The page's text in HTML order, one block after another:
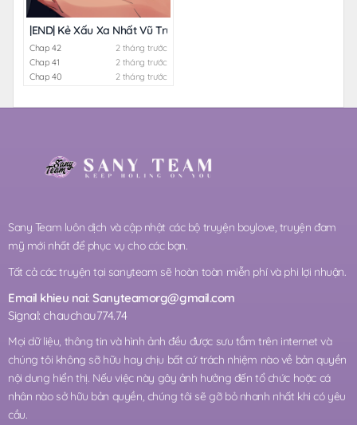
|END| Kẻ Xấu Xa Nhất Vũ Trụ
Chap 42
2 tháng trước
Chap 41
2 tháng trước
Chap 40
2 tháng trước
Sany Team luôn dịch và cập nhật các bộ truyện boylove, truyện đam
mỹ mới nhất để phục vụ cho các bạn.
Tất cả các truyện tại sanyteam sẽ hoàn toàn miễn phí và phi lợi nhuận.
Email khieu nai:Sanyteamorg@gmail.com
Signal: chauchau774.74
Mọi dữ liệu, thông tin và hình ảnh đều được sưu tầm trên internet và
chúng tôi không sỡ hữu hay chịu bất cứ trách nhiệm nào về bản quyền
nội dung hiển thị. Nếu việc này gây ảnh hưởng đến tổ chức hoặc cá
nhân nào sở hữu bản quyền, chúng tôi sẽ gỡ bỏ nhanh nhất khi có yêu
cầu.